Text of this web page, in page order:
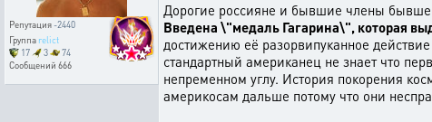
Репутация-2440
Группа relict
17
3
74
Сообщений 666
Дорогие россияне и бывшие члены
Введена \"медаль Гагарина\", которая
достижению её разорвипуканное
стандартный американец не знает что
непременном углу. История покорения
америкосам дальше потому что они